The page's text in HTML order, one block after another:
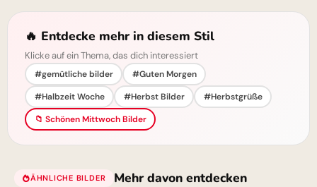
🔥 Entdecke mehr in diesem Stil
Klicke auf ein Thema, das dich interessiert
#gemütliche bilder
#Guten Morgen
#Halbzeit Woche
#Herbst Bilder
#Herbstgrüße
📁 Schönen Mittwoch Bilder
ÄHNLICHE BILDER Mehr davon entdecken